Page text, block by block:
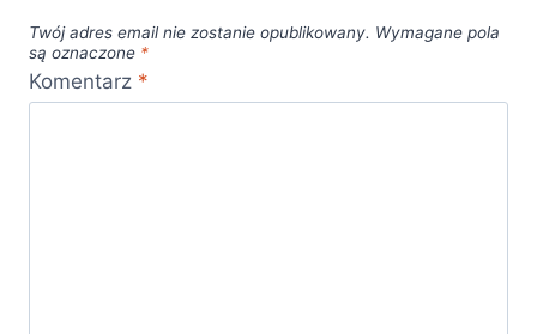
Twój adres email nie zostanie opublikowany. Wymagane pola
są oznaczone *
Komentarz *